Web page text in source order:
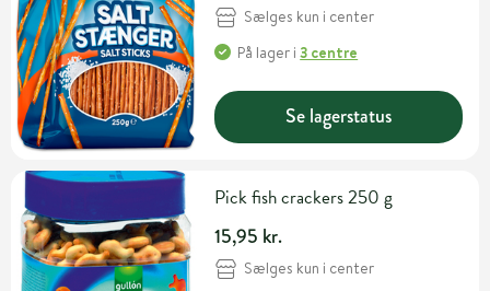
Sælges kun i center
På lager i3 centre
Se lagerstatus
Pick fish crackers 250 g
15,95 kr.
Sælges kun i center